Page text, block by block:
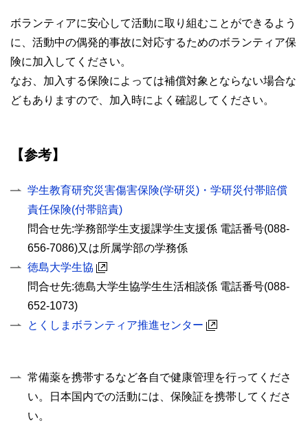
ボランティアに安心して活動に取り組むことができるよう
に、活動中の偶発的事故に対応するためのボランティア保
険に加入してください。
なお、加入する保険によっては補償対象とならない場合な
どもありますので、加入時によく確認してください。
【参考】
学生教育研究災害傷害保険(学研災)・学研災付帯賠償
責任保険(付帯賠責)
問合せ先:学務部学生支援課学生支援係 電話番号(088-
656-7086)又は所属学部の学務係
徳島大学生協
問合せ先:徳島大学生協学生生活相談係 電話番号(088-
652-1073)
とくしまボランティア推進センター
常備薬を携帯するなど各自で健康管理を行ってくださ
い。日本国内での活動には、保険証を携帯してくださ
い。